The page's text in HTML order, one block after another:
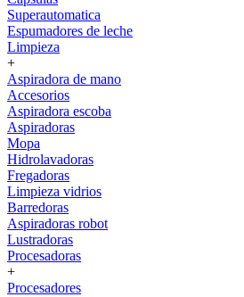
Superautomatica
Espumadores de leche
Limpieza
+
Aspiradora de mano
Accesorios
Aspiradora escoba
Aspiradoras
Mopa
Hidrolavadoras
Fregadoras
Limpieza vidrios
Barredoras
Aspiradoras robot
Lustradoras
Procesadoras
+
Procesadores